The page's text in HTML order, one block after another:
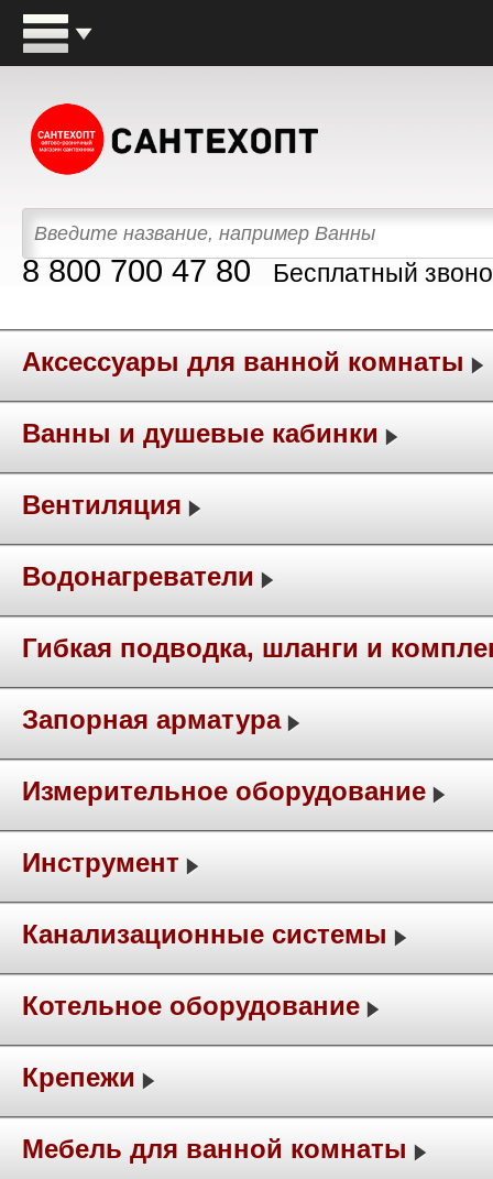
8 800 700 47 80 Бесплатный
Аксессуары для ванной комнаты
Ванны и душевые кабинки
Вентиляция
Водонагреватели
Гибкая подводка, шланги и
Запорная арматура
Измерительное оборудование
Инструмент
Канализационные системы
Котельное оборудование
Крепежи
Мебель для ванной комнаты